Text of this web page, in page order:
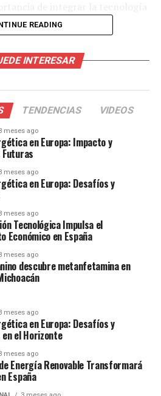
médica diaria.
la IA en el
analizar grandes cantidades
ha permitido avances
médico. Los algoritmos
pueden identificar patrones
a menudo pasan
humano. Un estudio reciente
ciertos tipos de cáncer
humanos.
artificial
a los médicos,
mejorará su
tomar
Dr. Javier
en
READING
INTERESAR
TENDENCIAS VIDEOS
meses ago
en Europa: Impacto y
Futuras
meses ago
en Europa: Desafíos y
meses ago
Tecnológica Impulsa el
Económico en España
meses ago
descubre metanfetamina en
meses ago
en Europa: Desafíos y
en el Horizonte
meses ago
Energía Renovable Transformará
España